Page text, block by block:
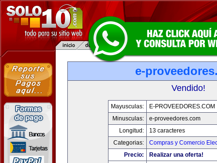
e-
Vendido!
Mayusculas:
E-PROVEEDORES.COM
Minusculas:
e-proveedores.com
Longitud:
13 caracteres
Categorias:
Compras y Comercio
Precio:
Realizar una oferta!